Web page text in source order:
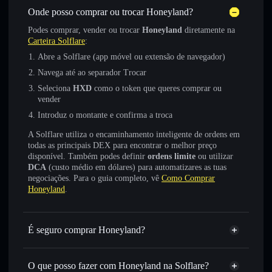
Onde posso comprar ou trocar Honeyland?
Podes comprar, vender ou trocar Honeyland diretamente na
Carteira Solflare:
Abre a Solflare (app móvel ou extensão de navegador)
Navega até ao separador Trocar
Seleciona HXD como o token que queres comprar ou
vender
Introduz o montante e confirma a troca
A Solflare utiliza o encaminhamento inteligente de ordens em
todas as principais DEX para encontrar o melhor preço
disponível. Também podes definir ordens limite ou utilizar
DCA (custo médio em dólares) para automatizares as tuas
negociações. Para o guia completo, vê Como Comprar
Honeyland.
É seguro comprar Honeyland?
Honeyland token verificado
O que posso fazer com Honeyland na Solflare?